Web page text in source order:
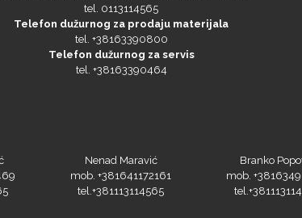
tel. 0113114565
Telefon dužurnog za prodaju materijala
tel. +38163390800
Telefon dužurnog za servis
tel. +38163390464
Nenad Maravić
mob. +381641172161
tel.+381113114565
Branko
mob.